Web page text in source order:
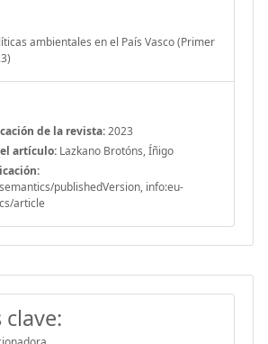
ambientales en el País Vasco (Primer
de la revista:2023
artículo: Lazkano Brotóns, Íñigo
publishedVersion, info:eu-
article
clave: